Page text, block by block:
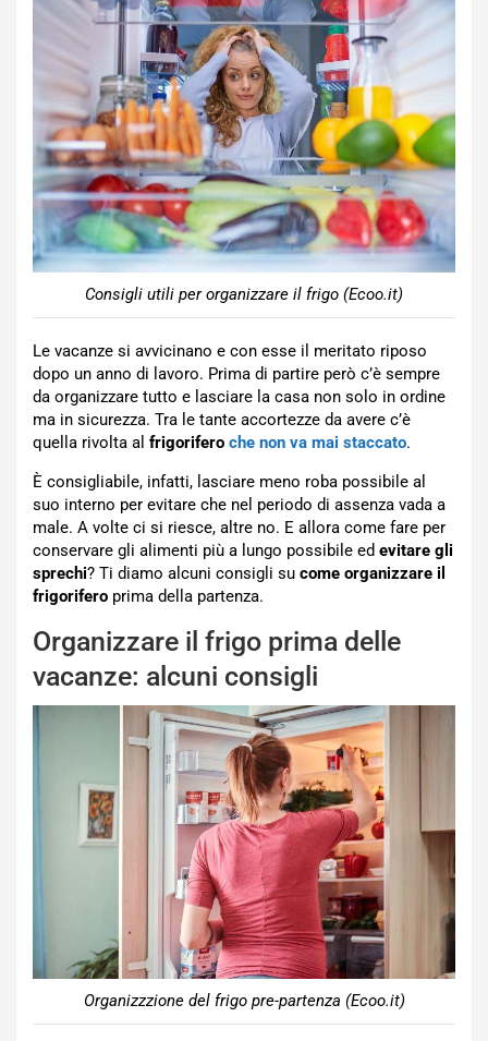
Consigli utili per organizzare il frigo (Ecoo.it)
Le vacanze si avvicinano e con esse il meritato riposo
dopo un anno di lavoro. Prima di partire però c’è sempre
da organizzare tutto e lasciare la casa non solo in ordine
ma in sicurezza. Tra le tante accortezze da avere c’è
quella rivolta al frigorifero che non va mai staccato.
È consigliabile, infatti, lasciare meno roba possibile al
suo interno per evitare che nel periodo di assenza vada a
male. A volte ci si riesce, altre no. E allora come fare per
conservare gli alimenti più a lungo possibile ed evitare gli
sprechi? Ti diamo alcuni consigli su come organizzare il
frigorifero prima della partenza.
Organizzare il frigo prima delle
vacanze: alcuni consigli
Organizzzione del frigo pre-partenza (Ecoo.it)